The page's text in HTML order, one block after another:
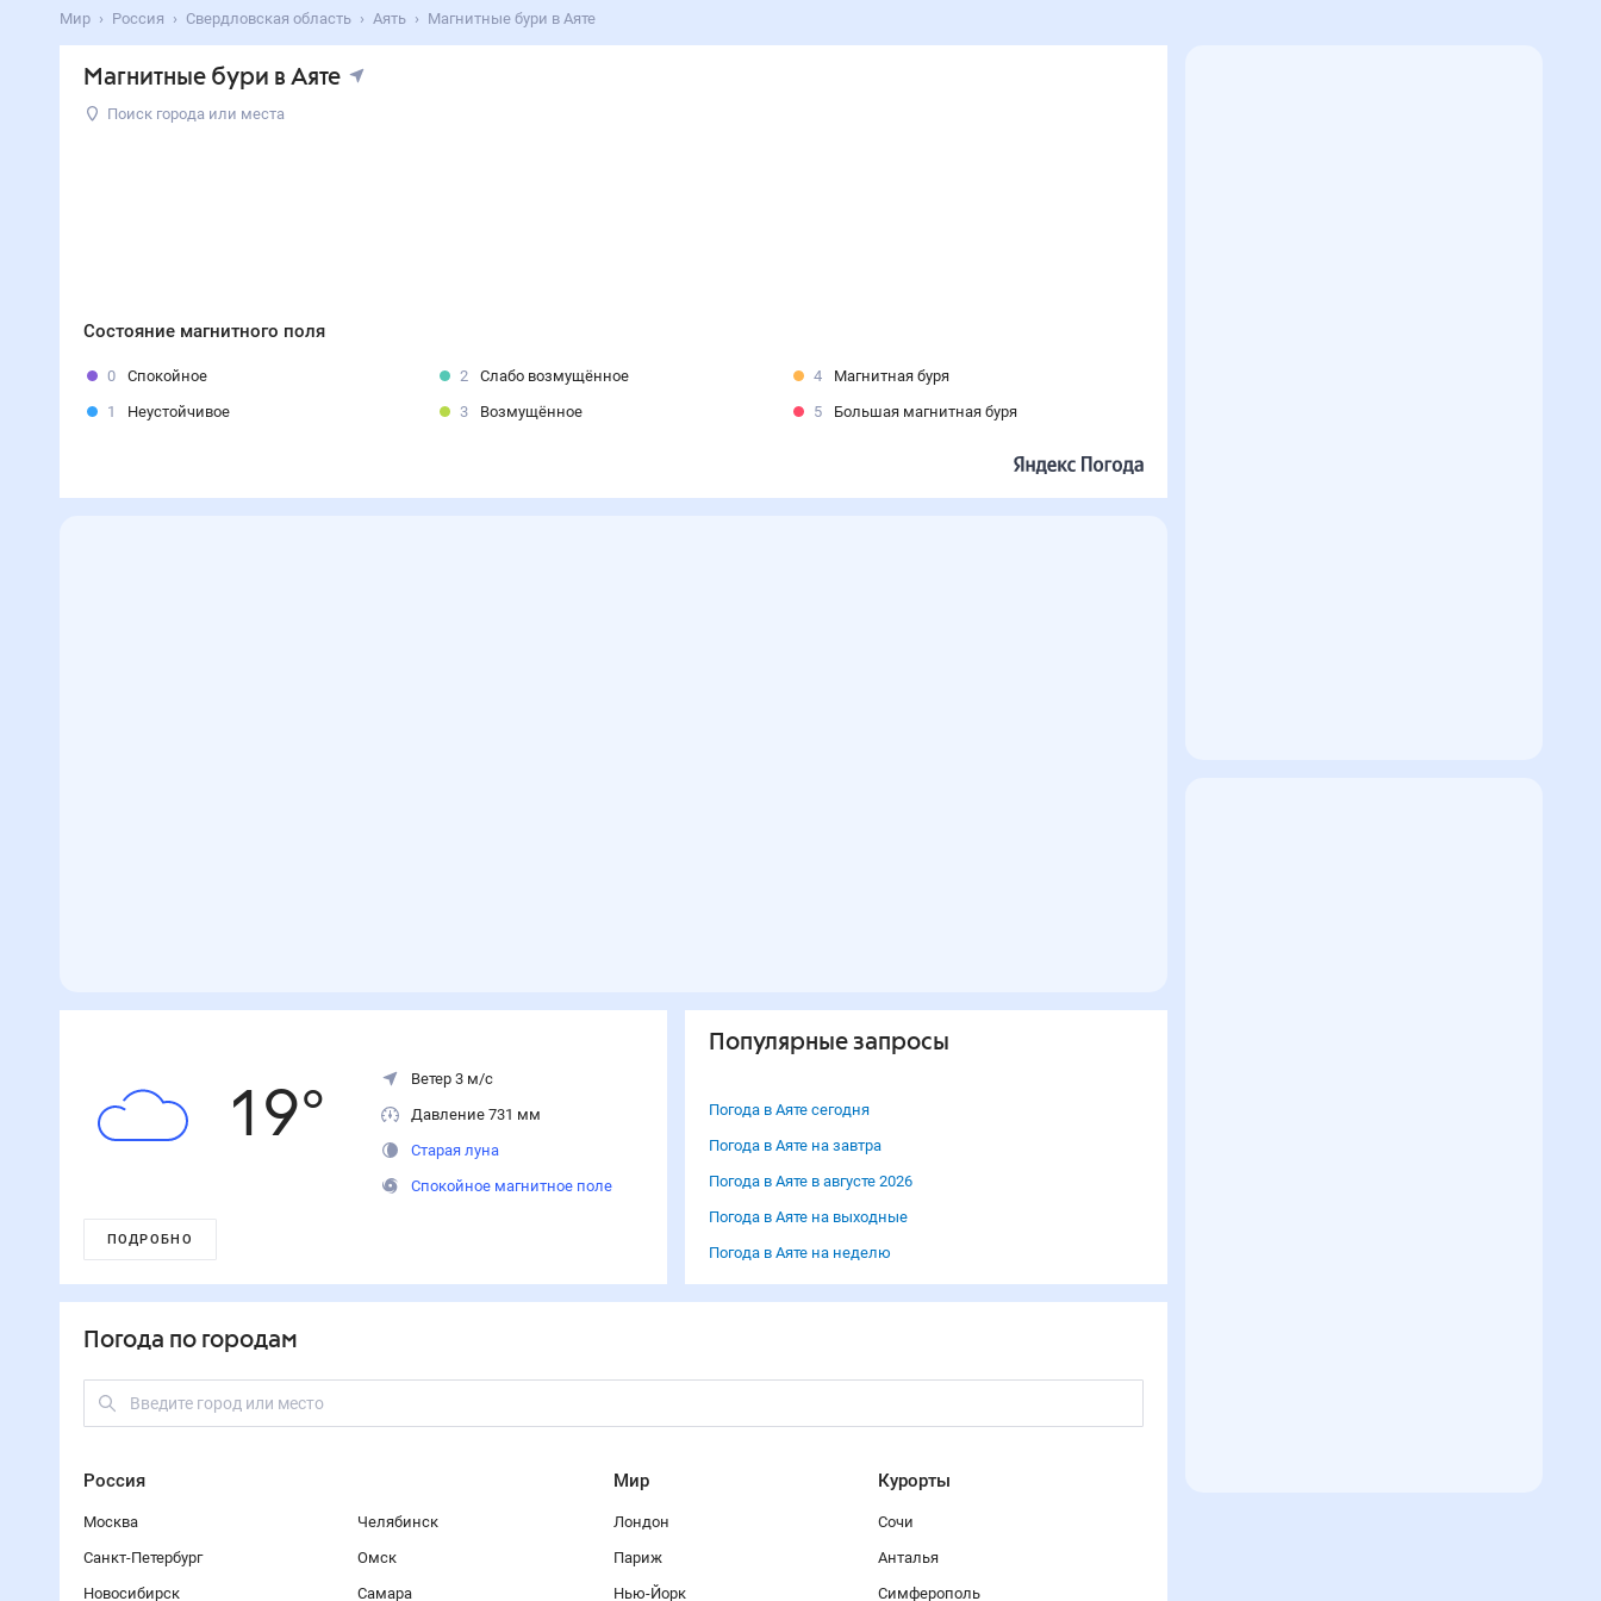
Мир Россия Свердловская область Аять Магнитные бури в Аяте
Магнитные бури в Аяте
Поиск города или места
Состояние магнитного поля
0
Спокойное
1
Неустойчивое
2
Слабо возмущённое
3
Возмущённое
4
Магнитная буря
5
Большая магнитная буря
19°
Ветер 3 м/с
Давление 731 мм
Старая луна
Спокойное магнитное поле
ПОДРОБНО
Популярные запросы
Погода в Аяте сегодня
Погода в Аяте на завтра
Погода в Аяте в августе 2026
Погода в Аяте на выходные
Погода в Аяте на неделю
Погода по городам
Россия
Москва
Санкт-Петербург
Новосибирск
Челябинск
Омск
Самара
Мир
Лондон
Париж
Нью-Йорк
Курорты
Сочи
Анталья
Симферополь